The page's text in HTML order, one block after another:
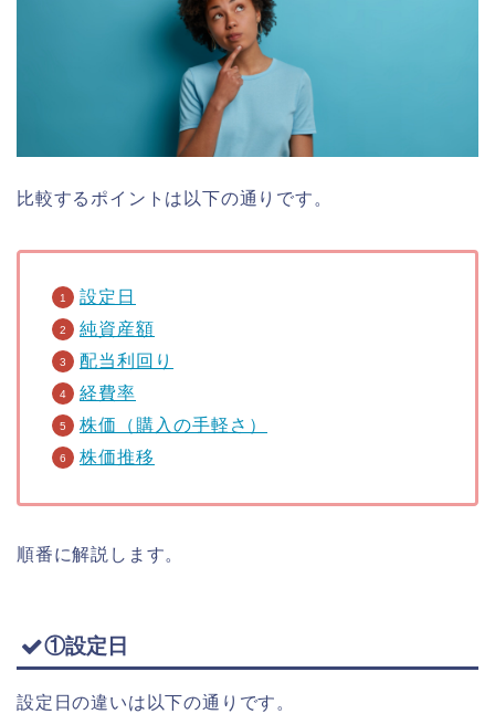
比較するポイントは以下の通りです。
設定日
純資産額
配当利回り
経費率
株価（購入の手軽さ）
株価推移
順番に解説します。
①設定日
設定日の違いは以下の通りです。